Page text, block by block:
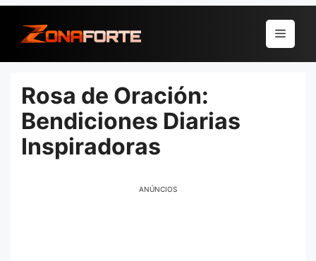
para
conteúdo
Menu
Rosa de Oración:
Bendiciones Diarias
Inspiradoras
ANÚNCIOS